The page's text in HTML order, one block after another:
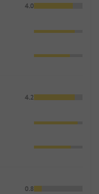
4.0
4.2
0.8